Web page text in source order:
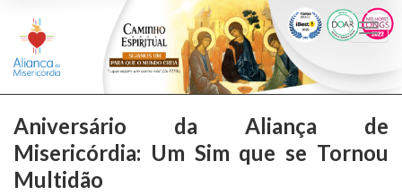
Aniversário da Aliança de
Misericórdia: Um Sim que se Tornou
Multidão